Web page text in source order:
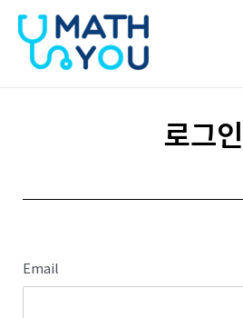
건너뛰기
로그인
Email